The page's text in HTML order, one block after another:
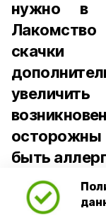
нужно в
быть
Для
порцией